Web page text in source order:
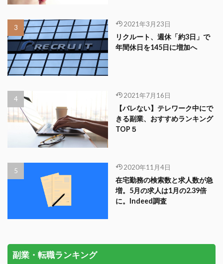
2021年3月23日
リクルート、週休「約3日」で
年間休日を145日に増加へ
2021年7月16日
【バレない】テレワーク中にで
きる副業、おすすめランキング
TOP５
2020年11月4日
在宅勤務の検索数と求人数が急
増。5月の求人は1月の2.39倍
に。Indeed調査
副業・転職ランキング